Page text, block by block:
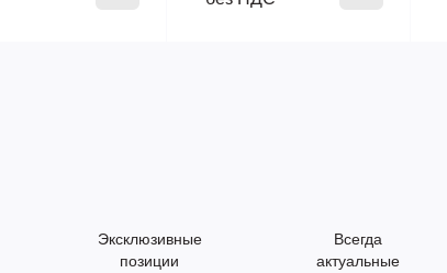
Эксклюзивные
позиции
Всегда
актуальные